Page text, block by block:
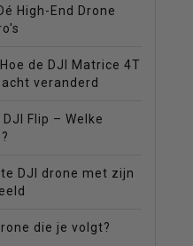
High-End Drone
de DJI Matrice 4T
veranderd
Flip – Welke
DJI drone met zijn
die je volgt?